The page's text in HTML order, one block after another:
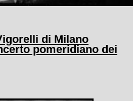
di Milano
pomeridiano dei